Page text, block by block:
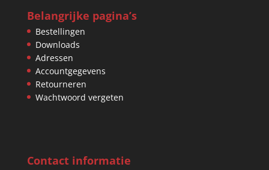
Belangrijke pagina’s
Bestellingen
Downloads
Adressen
Accountgegevens
Retourneren
Wachtwoord vergeten
Contact informatie